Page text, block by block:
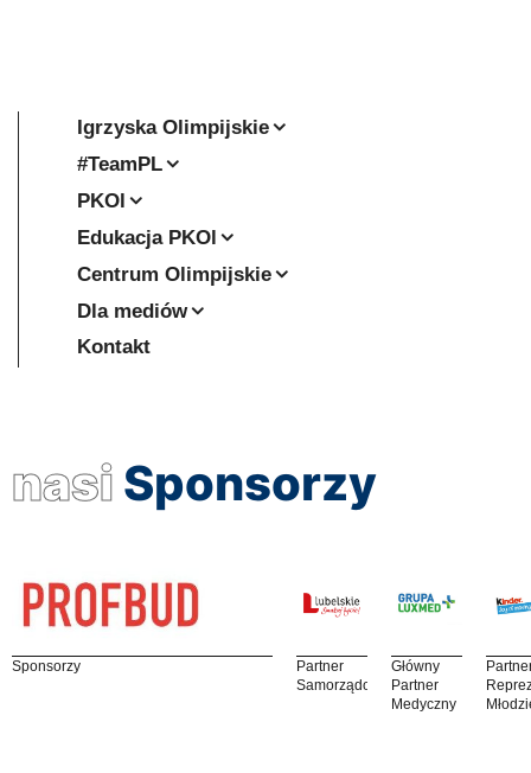
Igrzyska Olimpijskie
#TeamPL
PKOl
Edukacja PKOl
Centrum Olimpijskie
Dla mediów
Kontakt
nasi Sponsorzy
Sponsorzy
Partner
Samorządowy
Główny
Partner
Medyczny